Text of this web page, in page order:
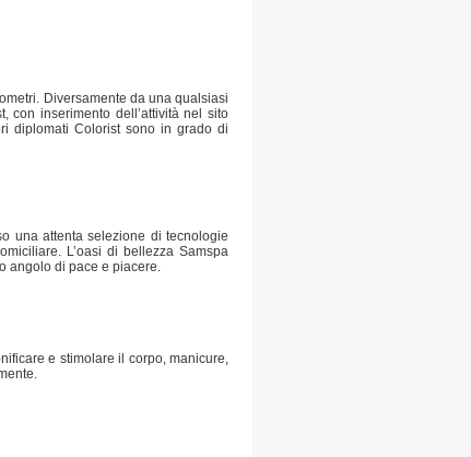
Diversamente da una qualsiasi
con inserimento dell’attività nel sito
diplomati Colorist sono in grado di
una attenta selezione di tecnologie
L’oasi di bellezza Samspa
angolo di pace e piacere.
e stimolare il corpo, manicure,